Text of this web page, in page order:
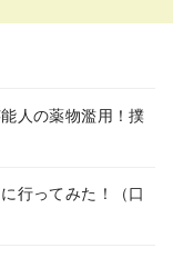
人の薬物濫用！撲
行ってみた！（口